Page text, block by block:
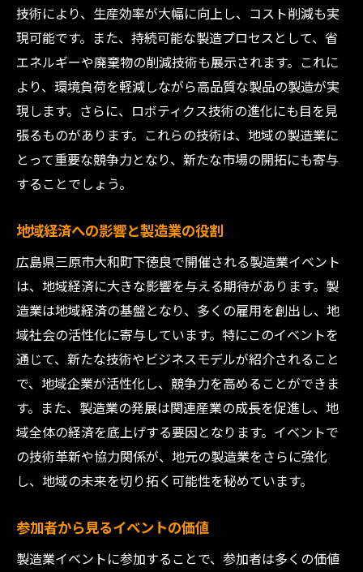
ネットワーク構築の場！製造業イベントで得ら
れる新たなアイデア
参加者同士の意見交換で生まれるアイデア
業界リーダーとの直接対話の機会
若手エンジニアが活躍する交流会
企業連携を促進するプラットフォーム
新たなビジネスチャンスを掴むために
係構築
広島県三原市で開催製造業イベントで未来をリ
ードする方法
地域の製造業を活性化させるための戦略
イベントでの学びを地域に還元する方法
次世代リーダー育成の重要性
製造業界におけるイノベーションの推進
地域と企業の連携強化の必要性
持続可能な成長を実現するためのステップ
注目のプログラムで製造業の今と未来を体感
インタラクティブセッションでの学び
実践的なワークショップの開催
技術により、生産効率が大幅に向上し、コスト削減も実
現可能です。また、持続可能な製造プロセスとして、省
エネルギーや廃棄物の削減技術も展示されます。これに
より、環境負荷を軽減しながら高品質な製品の製造が実
現します。さらに、ロボティクス技術の進化にも目を見
張るものがあります。これらの技術は、地域の製造業に
とって重要な競争力となり、新たな市場の開拓にも寄与
することでしょう。
地域経済への影響と製造業の役割
広島県三原市大和町下徳良で開催される製造業イベント
は、地域経済に大きな影響を与える期待があります。製
造業は地域経済の基盤となり、多くの雇用を創出し、地
域社会の活性化に寄与しています。特にこのイベントを
通じて、新たな技術やビジネスモデルが紹介されること
で、地域企業が活性化し、競争力を高めることができま
す。また、製造業の発展は関連産業の成長を促進し、地
域全体の経済を底上げする要因となります。イベントで
の技術革新や協力関係が、地元の製造業をさらに強化
し、地域の未来を切り拓く可能性を秘めています。
参加者から見るイベントの価値
製造業イベントに参加することで、参加者は多くの価値